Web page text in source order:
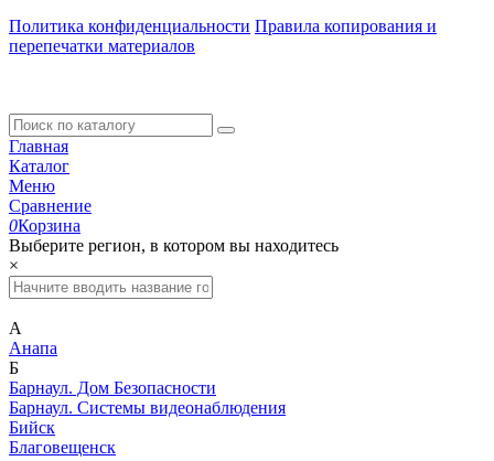
Политика конфиденциальности Правила копирования и
перепечатки материалов
Главная
Каталог
Меню
Сравнение
0Корзина
Выберите регион, в котором вы находитесь
×
А
Анапа
Б
Барнаул. Дом Безопасности
Барнаул. Системы видеонаблюдения
Бийск
Благовещенск